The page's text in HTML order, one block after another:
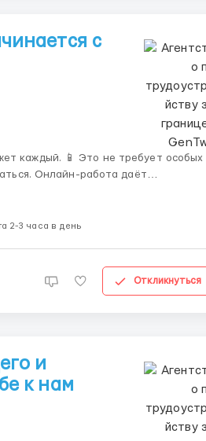
с
Онлайн-работа даёт
делами. Ты можешь
2-3 часа в день
Откликнуться
и
к нам